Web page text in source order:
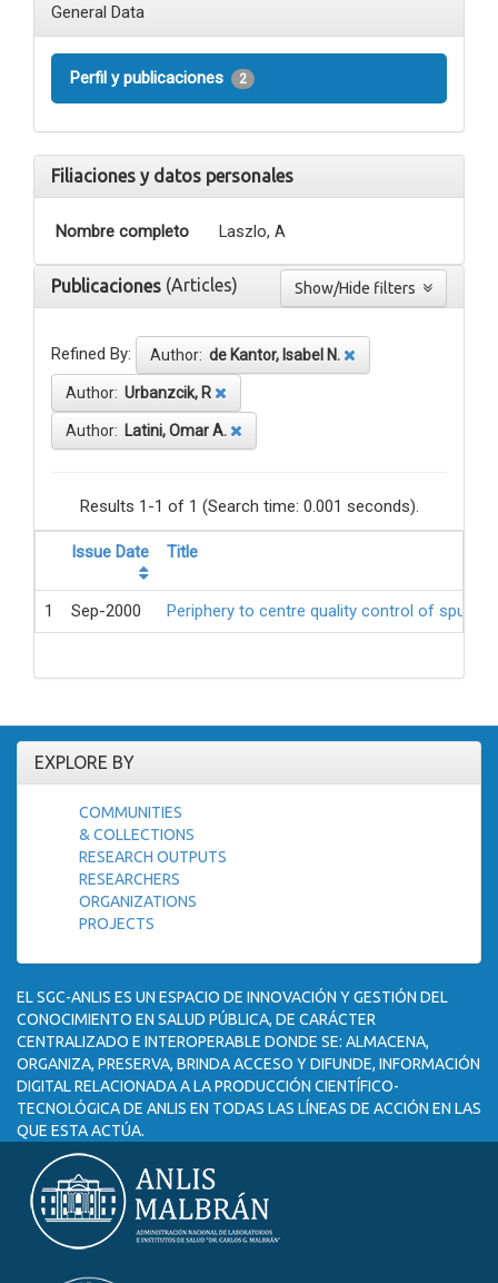
General Data
Perfil y publicaciones 2
Filiaciones y datos personales
Nombre completo Laszlo, A
Publicaciones (Articles)
Refined By: Author: de Kantor, Isabel N.
Author: Urbanzcik, R
Author: Latini, Omar A.
Results 1-1 of 1 (Search time: 0.001 seconds).
Issue Date Title
1 Sep-2000 Periphery to centre quality control of
EXPLORE BY
COMMUNITIES
& COLLECTIONS
RESEARCH OUTPUTS
RESEARCHERS
ORGANIZATIONS
PROJECTS
EL SGC-ANLIS ES UN ESPACIO DE INNOVACIÓN Y GESTIÓN DEL
CONOCIMIENTO EN SALUD PÚBLICA, DE CARÁCTER
CENTRALIZADO E INTEROPERABLE DONDE SE: ALMACENA,
ORGANIZA, PRESERVA, BRINDA ACCESO Y DIFUNDE, INFORMACIÓN
DIGITAL RELACIONADA A LA PRODUCCIÓN CIENTÍFICO-
TECNOLÓGICA DE ANLIS EN TODAS LAS LÍNEAS DE ACCIÓN EN LAS
QUE ESTA ACTÚA.